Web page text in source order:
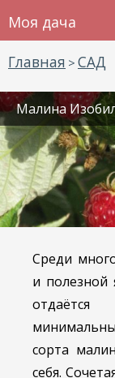
Моя дача
Главная > САД
Малина
Среди
и полезной
сорта
себя.